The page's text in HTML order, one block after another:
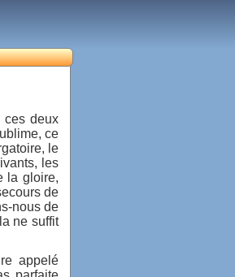
ces deux
ce
le
les
la gloire,
de
nous de
ne suffit
appelé